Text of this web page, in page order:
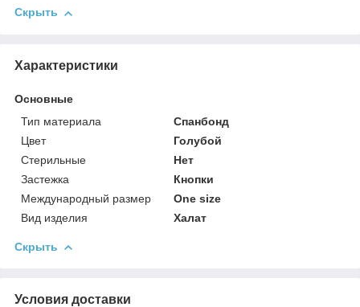
Скрыть
Характеристики
Основные
Тип материала
Спанбонд
Цвет
Голубой
Стерильные
Нет
Застежка
Кнопки
Международный размер
One size
Вид изделия
Халат
Скрыть
Условия доставки